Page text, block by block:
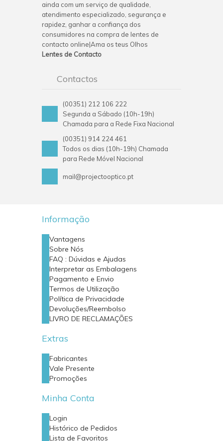
ainda com um serviço de qualidade,
atendimento especializado, segurança e
rapidez, ganhar a confiança dos
consumidores na compra de lentes de
contacto online|Ama os teus Olhos
Lentes de Contacto
Contactos
(00351) 212 106 222
Segunda a Sábado (10h-19h)
Chamada para a Rede Fixa Nacional
(00351) 914 224 461
Todos os dias (10h-19h) Chamada
para Rede Móvel Nacional
mail@projectooptico.pt
Informação
Vantagens
Sobre Nós
FAQ : Dúvidas e Ajudas
Interpretar as Embalagens
Pagamento e Envio
Termos de Utilização
Política de Privacidade
Devoluções/Reembolso
LIVRO DE RECLAMAÇÕES
Extras
Fabricantes
Vale Presente
Promoções
Minha Conta
Login
Histórico de Pedidos
Lista de Favoritos